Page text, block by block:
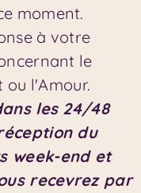
moment.
à votre
le
ou l'Amour.
les 24/48
du
week-end et
recevrez par